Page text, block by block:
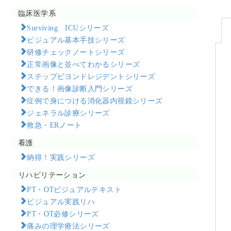
臨床医学系
Surviving ICUシリーズ
ビジュアル基本手技シリーズ
研修チェックノートシリーズ
正常画像と並べてわかるシリーズ
ステップビヨンドレジデントシリーズ
できる！画像診断入門シリーズ
症例で身につける消化器内視鏡シリーズ
ジェネラル診療シリーズ
救急・ERノート
看護
納得！実践シリーズ
リハビリテーション
PT・OTビジュアルテキスト
ビジュアル実践リハ
PT・OT必修シリーズ
痛みの理学療法シリーズ